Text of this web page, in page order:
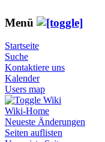
Menü
Startseite
Suche
Kontaktiere uns
Kalender
Users map
Wiki
Wiki-Home
Neueste Änderungen
Seiten auflisten